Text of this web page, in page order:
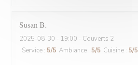
Susan B
2025-08-30 - 19:00 - Couverts 2
Service : 5/5 Ambiance : 5/5 Cuisine : 5/5